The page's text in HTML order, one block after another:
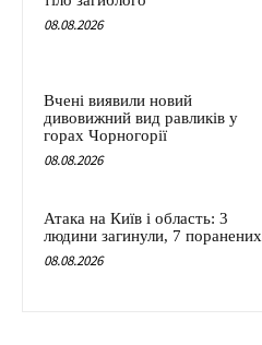
08.08.2026
Вчені виявили новий
дивовижний вид равликів у
горах Чорногорії
08.08.2026
Атака на Київ і область: 3
людини загинули, 7 поранених
08.08.2026